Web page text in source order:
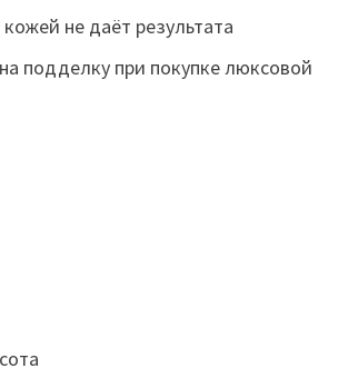
не даёт результата
подделку при покупке люксовой